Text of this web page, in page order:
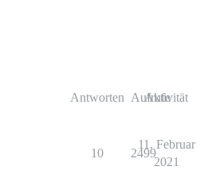
Antworten Aufrufe
Aktivität
10 2499
11. Februar
2021